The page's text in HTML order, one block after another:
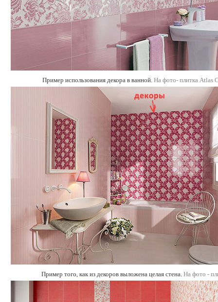
Пример использования декора в ванной. На фото- плитка Atlas
Пример того, как из декоров выложена целая стена. На фото -